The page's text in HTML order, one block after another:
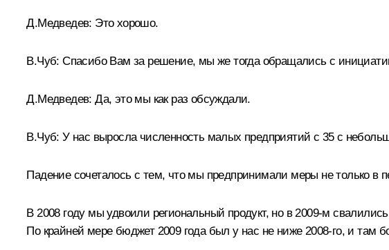
Д.Медведев: Это хорошо.
В.Чуб: Спасибо Вам за решение, мы же тогда обращались с
Д.Медведев: Да, это мы как раз обсуждали.
В.Чуб: У нас выросла численность малых предприятий с 35 с
Падение сочеталось с тем, что мы предпринимали меры не только в
В 2008 году мы удвоили региональный продукт, но в 2009-м
По крайней мере бюджет 2009 года был у нас не ниже 2008-го, и там